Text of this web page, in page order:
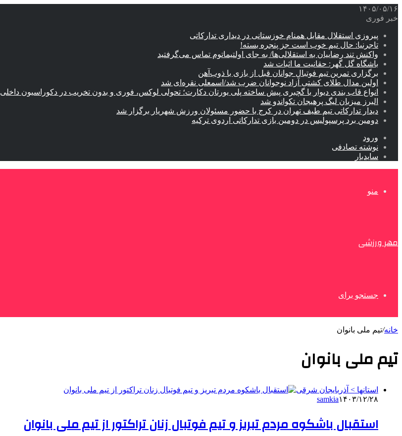
۱۴۰۵/۰۵/۱۶
خبر فوری
پیروزی استقلال مقابل همنام خوزستانی در دیداری تدارکاتی
تاجرنیا: حال تیم خوب است جز پنجره بسته!
واکنش تند رضاییان به استقلالی‌ها/ به جای اولتیماتوم تماس می‌گرفتید
باشگاه گل گهر: حقانیت ما اثبات شد
برگزاری تمرین تیم فوتبال جوانان قبل از بازی با ذوب‌آهن
اولین مدال طلای کشتی آزاد نوجوانان ضرب شد/اسمعلی نقره‌ای شد
انواع قاب بندی دیوار با گچبری پیش ساخته پلی یورتان دکارت؛ تحولی لوکس، فوری و بدون تخریب در دکوراسیون داخلی
البرز میزبان لیگ پرهیجان تکواندو شد
دیدار تدارکاتی تیم طیف تهران در کرج با حضور مسئولان ورزش شهریار برگزار شد
دومین برد پرسپولیس در دومین بازی تدارکاتی اردوی ترکیه
ورود
نوشته تصادفی
سایدبار
منو
مهر ورزشی
جستجو برای
خانه/تیم ملی بانوان
تیم ملی بانوان
استانها > آذربایجان شرقی
samkia۱۴۰۳/۱۲/۲۸
استقبال باشکوه مردم تبریز و تیم فوتبال زنان تراکتور از تیم ملی بانوان